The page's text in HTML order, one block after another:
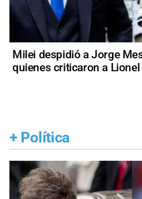
Milei despidió a Jorge
quienes criticaron a
+ Política